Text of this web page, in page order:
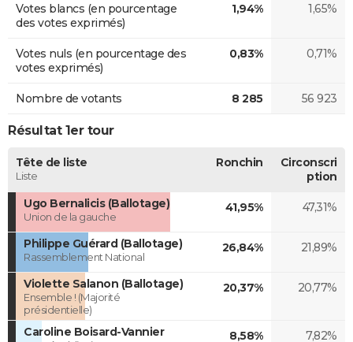
Votes blancs (en pourcentage
des votes exprimés)
1,94% 1,65%
Votes nuls (en pourcentage des
votes exprimés)
0,83% 0,71%
Nombre de votants 8 285 56 923
Résultat 1er tour
Tête de liste
Liste
Ronchin
Circonscri
ption
Ugo Bernalicis (Ballotage)
Union de la gauche
41,95% 47,31%
Philippe Guérard (Ballotage)
Rassemblement National
26,84% 21,89%
Violette Salanon (Ballotage)
Ensemble ! (Majorité
présidentielle)
20,37% 20,77%
Caroline Boisard-Vannier 8,58% 7,82%